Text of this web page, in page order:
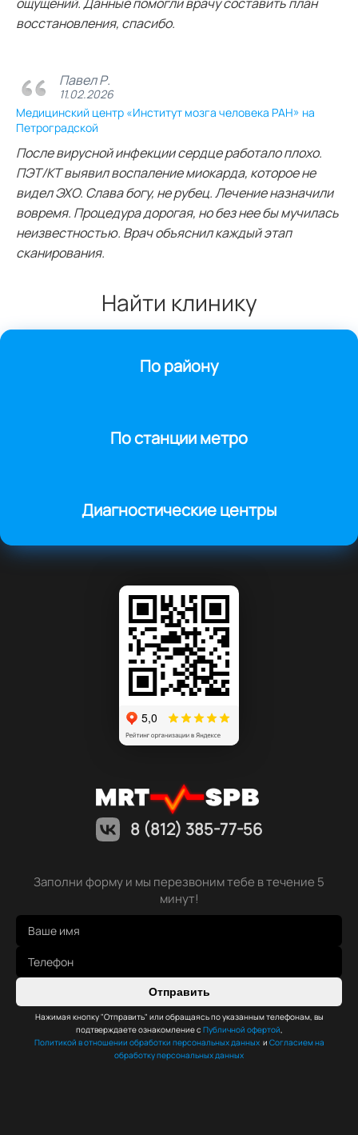
восстановления, спасибо.
Павел Р.
11.02.2026
Медицинский центр «Институт мозга человека РАН» на
Петроградской
После вирусной инфекции сердце работало плохо.
ПЭТ/КТ выявил воспаление миокарда, которое не
видел ЭХО. Слава богу, не рубец. Лечение назначили
вовремя. Процедура дорогая, но без нее бы мучилась
неизвестностью. Врач объяснил каждый этап
сканирования.
Найти клинику
По району
По станции метро
Диагностические центры
8 (812) 385-77-56
Заполни форму и мы перезвоним тебе в течение 5
минут!
Отправить
Нажимая кнопку "Отправить" или обращаясь по указанным телефонам, вы
подтверждаете ознакомление с Публичной офертой
Политикой в отношении обработки персональных данных и Согласием на
обработку персональных данных